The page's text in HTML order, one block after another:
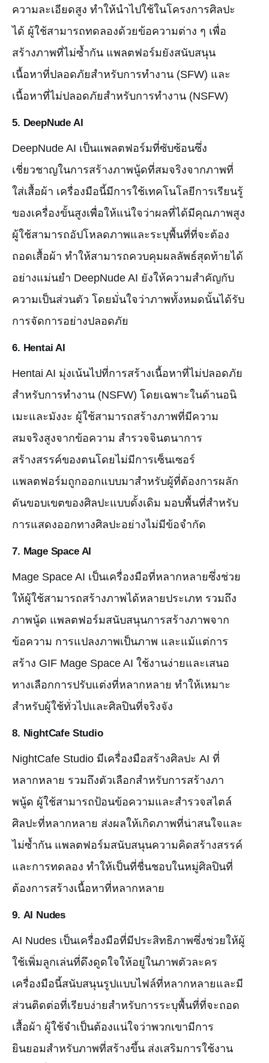
ความละเอียดสูง ทำให้นำไปใช้ในโครงการศิลปะ
ได้ ผู้ใช้สามารถทดลองด้วยข้อความต่าง ๆ เพื่อ
สร้างภาพที่ไม่ซ้ำกัน แพลตฟอร์มยังสนับสนุน
เนื้อหาที่ปลอดภัยสำหรับการทำงาน (SFW) และ
เนื้อหาที่ไม่ปลอดภัยสำหรับการทำงาน (NSFW)
5. DeepNude AI
DeepNude AI เป็นแพลตฟอร์มที่ซับซ้อนซึ่ง
เชี่ยวชาญในการสร้างภาพนู้ดที่สมจริงจากภาพที่
ใส่เสื้อผ้า เครื่องมือนี้มีการใช้เทคโนโลยีการเรียนรู้
ของเครื่องขั้นสูงเพื่อให้แน่ใจว่าผลที่ได้มีคุณภาพสูง
ผู้ใช้สามารถอัปโหลดภาพและระบุพื้นที่ที่จะต้อง
ถอดเสื้อผ้า ทำให้สามารถควบคุมผลลัพธ์สุดท้ายได้
อย่างแม่นยำ DeepNude AI ยังให้ความสำคัญกับ
ความเป็นส่วนตัว โดยมั่นใจว่าภาพทั้งหมดนั้นได้รับ
การจัดการอย่างปลอดภัย
6. Hentai AI
Hentai AI มุ่งเน้นไปที่การสร้างเนื้อหาที่ไม่ปลอดภัย
สำหรับการทำงาน (NSFW) โดยเฉพาะในด้านอนิ
เมะและมังงะ ผู้ใช้สามารถสร้างภาพที่มีความ
สมจริงสูงจากข้อความ สํารวจจินตนาการ
สร้างสรรค์ของตนโดยไม่มีการเซ็นเซอร์
แพลตฟอร์มถูกออกแบบมาสำหรับผู้ที่ต้องการผลัก
ดันขอบเขตของศิลปะแบบดั้งเดิม มอบพื้นที่สำหรับ
การแสดงออกทางศิลปะอย่างไม่มีข้อจำกัด
7. Mage Space AI
Mage Space AI เป็นเครื่องมือที่หลากหลายซึ่งช่วย
ให้ผู้ใช้สามารถสร้างภาพได้หลายประเภท รวมถึง
ภาพนู้ด แพลตฟอร์มสนับสนุนการสร้างภาพจาก
ข้อความ การแปลงภาพเป็นภาพ และแม้แต่การ
สร้าง GIF Mage Space AI ใช้งานง่ายและเสนอ
ทางเลือกการปรับแต่งที่หลากหลาย ทำให้เหมาะ
สำหรับผู้ใช้ทั่วไปและศิลปินที่จริงจัง
8. NightCafe Studio
NightCafe Studio มีเครื่องมือสร้างศิลปะ AI ที่
หลากหลาย รวมถึงตัวเลือกสำหรับการสร้างภา
พนู้ด ผู้ใช้สามารถป้อนข้อความและสำรวจสไตล์
ศิลปะที่หลากหลาย ส่งผลให้เกิดภาพที่น่าสนใจและ
ไม่ซ้ำกัน แพลตฟอร์มสนับสนุนความคิดสร้างสรรค์
และการทดลอง ทำให้เป็นที่ชื่นชอบในหมู่ศิลปินที่
ต้องการสร้างเนื้อหาที่หลากหลาย
9. AI Nudes
AI Nudes เป็นเครื่องมือที่มีประสิทธิภาพซึ่งช่วยให้ผู้
ใช้เพิ่มลูกเล่นที่ดึงดูดใจให้อยู่ในภาพตัวละคร
เครื่องมือนี้สนับสนุนรูปแบบไฟล์ที่หลากหลายและมี
ส่วนติดต่อที่เรียบง่ายสำหรับการระบุพื้นที่ที่จะถอด
เสื้อผ้า ผู้ใช้จำเป็นต้องแน่ใจว่าพวกเขามีการ
ยินยอมสำหรับภาพที่สร้างขึ้น ส่งเสริมการใช้งาน